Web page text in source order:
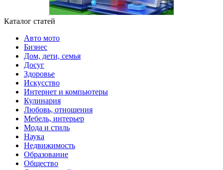
Каталог статей
Авто мото
Бизнес
Дом, дети, семья
Досуг
Здоровье
Искусство
Интернет и компьютеры
Кулинария
Любовь, отношения
Мебель, интерьер
Мода и стиль
Наука
Недвижимость
Образование
Общество